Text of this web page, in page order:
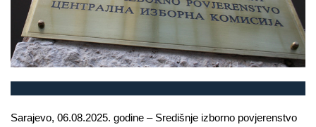
Sarajevo, 06.08.2025. godine – Središnje izborno povjerenstvo